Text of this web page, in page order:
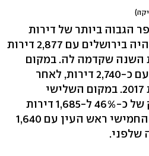
הגבוה ביותר של דירות
שהחלה בנייתן אשתקד היה בירושלים עם 2,877 דירות
2.9% לעומת השנה שקדמה לה. במקום
השני נמצאת בתל אביב עם כ-2,740 דירות, לאחר
ירידה של כ-20% לעומת 2017. במקום השלישי
הרצליה, שם נרשם זינוק של כ-46% ל-1,685 דירות
שהחלה בנייתן, ובמקום החמישי ראש העין עם 1,640